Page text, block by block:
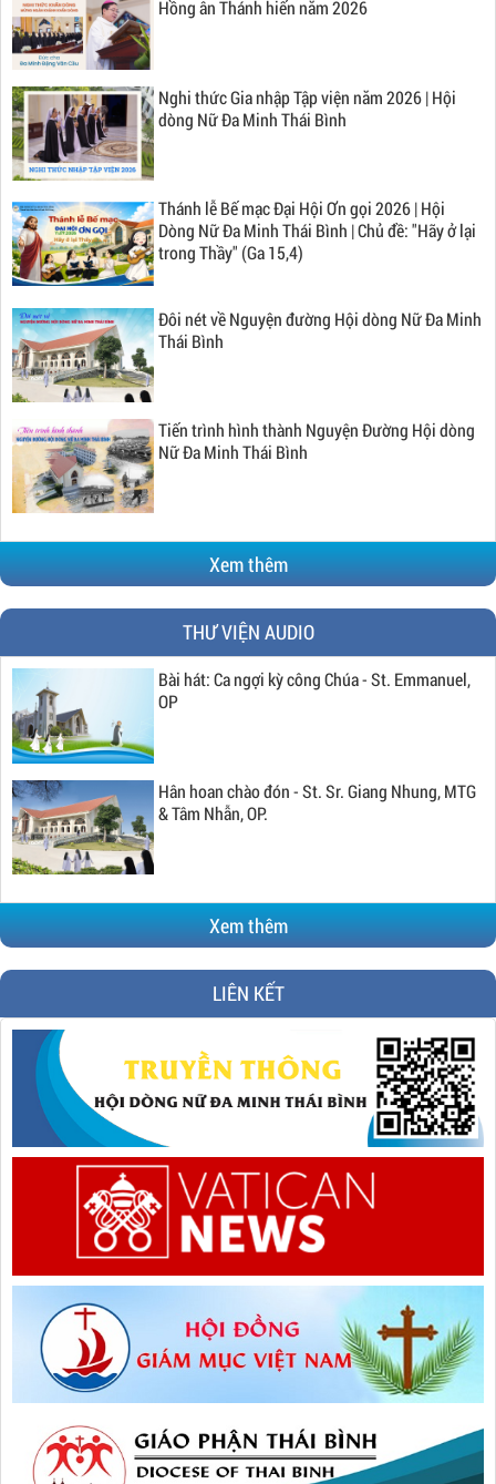
Hồng ân Thánh hiến năm 2026
Nghi thức Gia nhập Tập viện năm 2026 | Hội
dòng Nữ Đa Minh Thái Bình
Thánh lễ Bế mạc Đại Hội Ơn gọi 2026 | Hội
Dòng Nữ Đa Minh Thái Bình | Chủ đề: "Hãy ở lại
trong Thầy" (Ga 15,4)
Đôi nét về Nguyện đường Hội dòng Nữ Đa Minh
Thái Bình
Tiến trình hình thành Nguyện Đường Hội dòng
Nữ Đa Minh Thái Bình
Xem thêm
THƯ VIỆN AUDIO
Bài hát: Ca ngợi kỳ công Chúa - St. Emmanuel,
OP
Hân hoan chào đón - St. Sr. Giang Nhung, MTG
& Tâm Nhẫn, OP.
Xem thêm
LIÊN KẾT